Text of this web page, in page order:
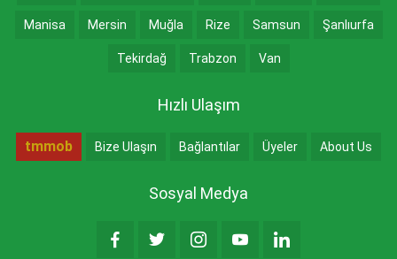
Manisa Mersin Muğla Rize Samsun Şanlıurfa
Tekirdağ Trabzon Van
Hızlı Ulaşım
tmmob Bize Ulaşın Bağlantılar Üyeler About Us
Sosyal Medya